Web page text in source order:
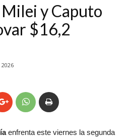
y Caputo
$16,2
enfrenta este viernes la segunda